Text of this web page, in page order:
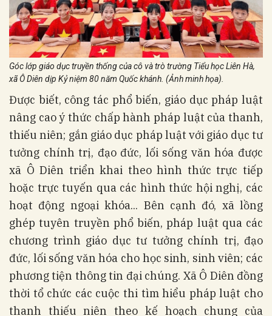
Góc lớp giáo dục truyền thống của cô và trò trường Tiểu học Liên Hà,
xã Ô Diên dịp Kỷ niệm 80 năm Quốc khánh. (Ảnh minh họa).
Được biết, công tác phổ biến, giáo dục pháp luật
nâng cao ý thức chấp hành pháp luật của thanh,
thiếu niên; gắn giáo dục pháp luật với giáo dục tư
tưởng chính trị, đạo đức, lối sống văn hóa được
xã Ô Diên triển khai theo hình thức trực tiếp
hoặc trực tuyến qua các hình thức hội nghị, các
hoạt động ngoại khóa... Bên cạnh đó, xã lồng
ghép tuyên truyền phổ biến, pháp luật qua các
chương trình giáo dục tư tưởng chính trị, đạo
đức, lối sống văn hóa cho học sinh, sinh viên; các
phương tiện thông tin đại chúng. Xã Ô Diên đồng
thời tổ chức các cuộc thi tìm hiểu pháp luật cho
thanh thiếu niên theo kế hoạch chung của